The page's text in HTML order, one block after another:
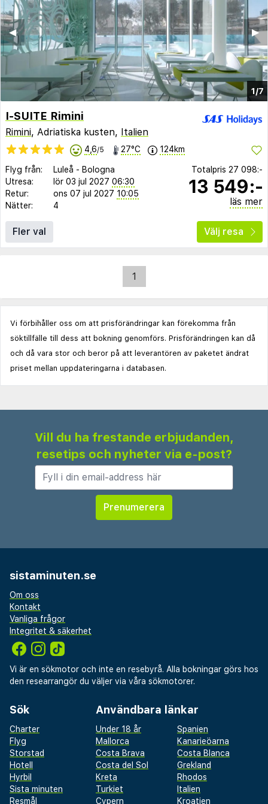
1/7
▶︎
◀︎
I-SUITE Rimini
Rimini, Adriatiska kusten, Italien
4,6/5 27°C 124km
Flyg från: Luleå - Bologna
Utresa:
lör 03 jul 2027 06:30
Retur:
ons 07 jul 2027 10:05
Nätter:
4
Totalpris 27 098:-
13 549:-
läs mer
Fler val Välj resa
1
Vi förbihåller oss om att prisförändringar kan förekomma från
söktillfälle till dess att bokning genomförs. Prisförändringen kan då
och då vara stor och beror på att leverantören av paketet ändrat
priset mellan uppdateringarna i databasen.
Vill du ha frestande erbjudanden,
resetips och nyheter via e-post?
sistaminuten.se
Om oss
Kontakt
Vanliga frågor
Integritet & säkerhet
Vi är en sökmotor och inte en resebyrå. Alla bokningar görs hos
den researrangör du väljer via våra sökmotorer.
Sök
Charter
Flyg
Storstad
Hotell
Hyrbil
Sista minuten
Resmål
Användbara länkar
Under 18 år
Spanien
Mallorca
Kanarieöarna
Costa Brava
Costa Blanca
Costa del Sol
Grekland
Kreta
Rhodos
Turkiet
Italien
Cypern
Kroatien